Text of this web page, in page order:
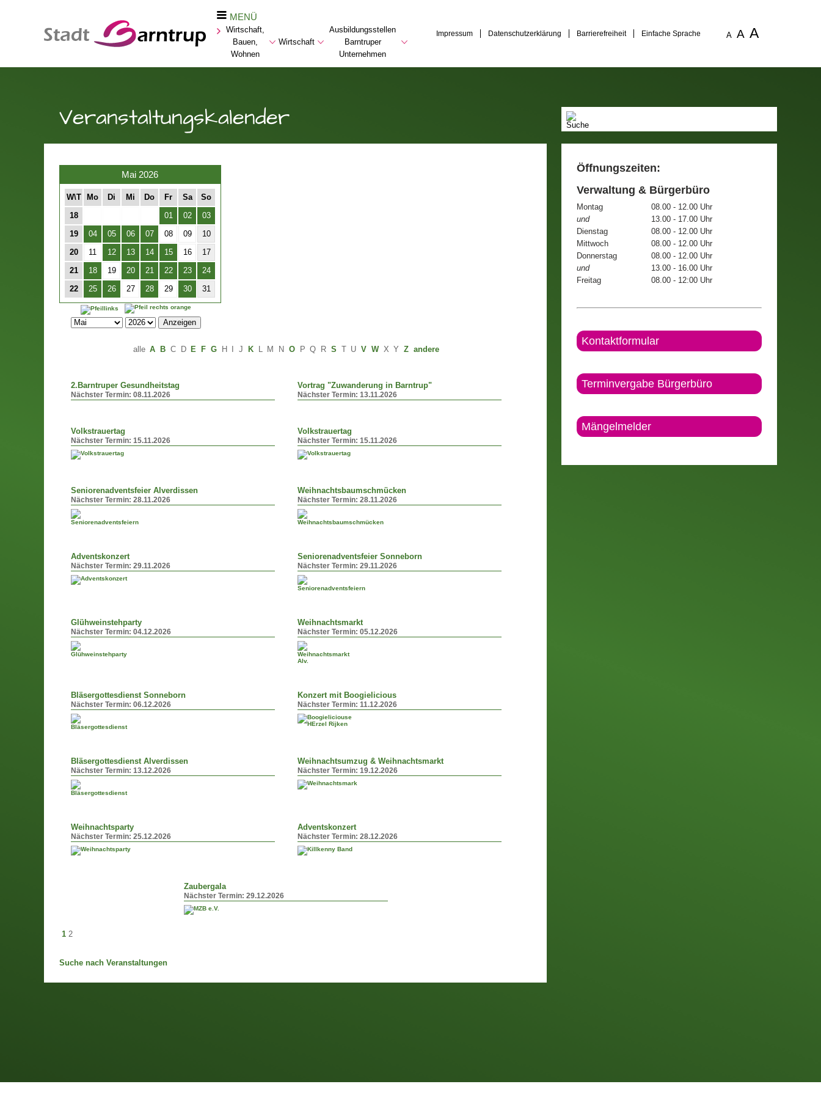
MENÜ
Wirtschaft,
Bauen,
Wohnen
Wirtschaft
Ausbildungsstellen
Barntruper
Unternehmen
Impressum Datenschutzerklärung Barrierefreiheit Einfache Sprache A A A
Veranstaltungskalender
Mai 2026
W\T Mo Di Mi Do Fr Sa So
18 01 02 03
19 04 05 06 07 08 09 10
20 11 12 13 14 15 16 17
21 18 19 20 21 22 23 24
22 25 26 27 28 29 30 31
alle A B C D E F G H J K L M N O P Q R S T U V W X Y Z andere
2.Barntruper Gesundheitstag
Nächster Termin: 08.11.2026
Vortrag "Zuwanderung in Barntrup"
Nächster Termin: 13.11.2026
Volkstrauertag
Nächster Termin: 15.11.2026
Volkstrauertag
Nächster Termin: 15.11.2026
Seniorenadventsfeier Alverdissen
Nächster Termin: 28.11.2026
Weihnachtsbaumschmücken
Nächster Termin: 28.11.2026
Adventskonzert
Nächster Termin: 29.11.2026
Seniorenadventsfeier Sonneborn
Nächster Termin: 29.11.2026
Glühweinstehparty
Nächster Termin: 04.12.2026
Weihnachtsmarkt
Nächster Termin: 05.12.2026
Bläsergottesdienst Sonneborn
Nächster Termin: 06.12.2026
Konzert mit Boogielicious
Nächster Termin: 11.12.2026
Bläsergottesdienst Alverdissen
Nächster Termin: 13.12.2026
Weihnachtsumzug & Weihnachtsmarkt
Nächster Termin: 19.12.2026
Weihnachtsparty
Nächster Termin: 25.12.2026
Adventskonzert
Nächster Termin: 28.12.2026
Zaubergala
Nächster Termin:29.12.2026
1 2
Suche nach Veranstaltungen
Öffnungszeiten:
Verwaltung & Bürgerbüro
Montag
08.00 - 12.00 Uhr
und
13.00 - 17.00 Uhr
Dienstag
08.00 - 12.00 Uhr
Mittwoch
08.00 - 12.00 Uhr
Donnerstag
08.00 - 12.00 Uhr
und
13.00 - 16.00 Uhr
Freitag
08.00 - 12:00 Uhr
Kontaktformular
Terminvergabe Bürgerbüro
Mängelmelder